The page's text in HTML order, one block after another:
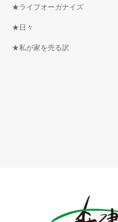
★ライフオーガナイズ
★日々
★私が家を売る訳